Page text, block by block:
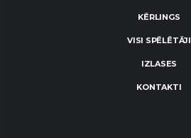
KĒRLINGS
VISI SPĒLĒTĀJI
IZLASES
KONTAKTI